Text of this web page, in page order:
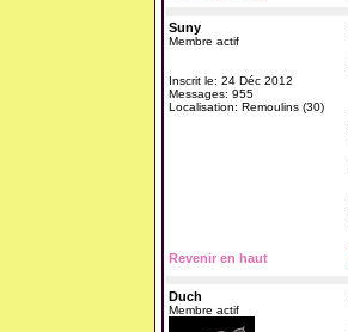
Suny
Membre actif
Inscrit le: 24 Déc 2012
Messages: 955
Localisation: Remoulins (30)
Revenir en haut
Duch
Membre actif